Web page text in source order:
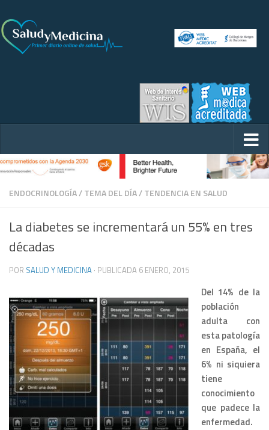
ENDOCRINOLOGÍA/TEMA DEL DÍA/TENDENCIA EN SALUD
La diabetes se incrementará un 55% en tres
décadas
POR SALUD Y MEDICINA · PUBLICADA 6 ENERO, 2015
Del 14% de la
población
adulta con
esta patología
en España, el
6% ni siquiera
tiene
conocimiento
que padece la
enfermedad.